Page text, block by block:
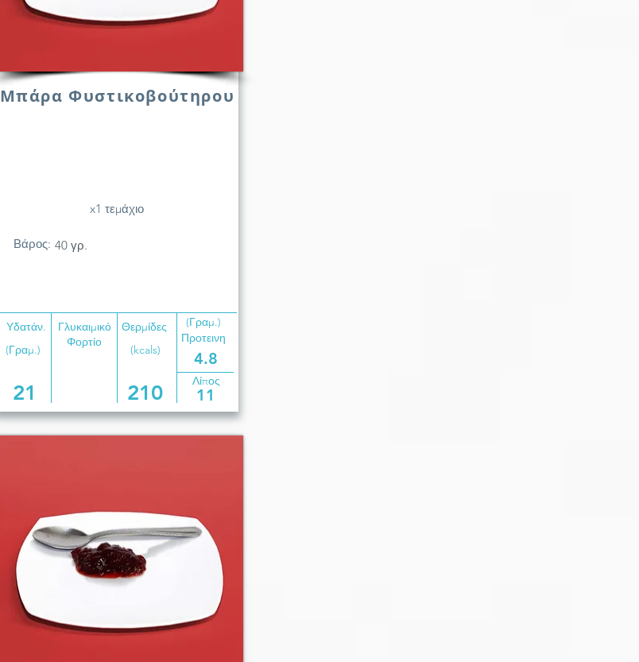
Μπάρα Φυστικοβούτηρου
x1 τεμάχιο
Βάρος: 40 γρ.
Υδατάν.
Γλυκαιμικό
Φορτίο
(Γραμ.)
Θερμίδες
(kcals)
Προτεινη
4.8
(Γραμ.)
21 210 Λίπος
11